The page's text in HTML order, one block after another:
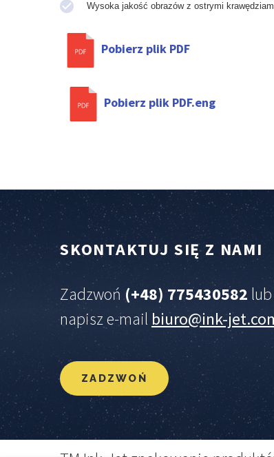
Wysoka jakość obrazów z ostrymi
Pobierz plik PDF
Pobierz plik PDF.eng
SKONTAKTUJ SIĘ Z NAMI
Zadzwoń(+48) 775430582 lub
napisz e-mail biuro@ink-
ZADZWOŃ